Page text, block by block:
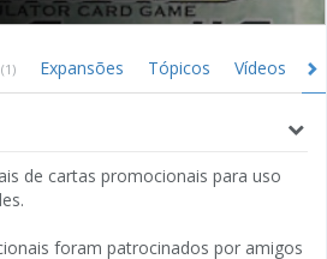
(1) Expansões Tópicos Vídeos
de cartas promocionais para uso
foram patrocinados por amigos